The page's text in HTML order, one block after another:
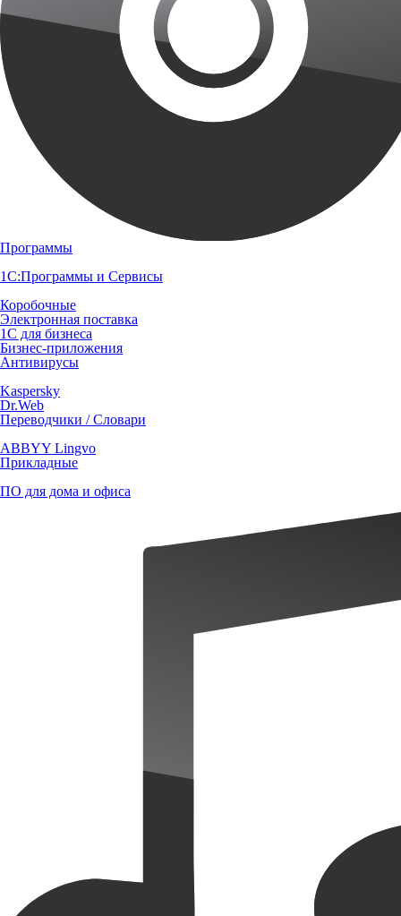
Программы
1С:Программы и Сервисы
Коробочные
Электронная поставка
1С для бизнеса
Бизнес-приложения
Антивирусы
Kaspersky
Dr.Web
Переводчики / Словари
ABBYY Lingvo
Прикладные
ПО для дома и офиса